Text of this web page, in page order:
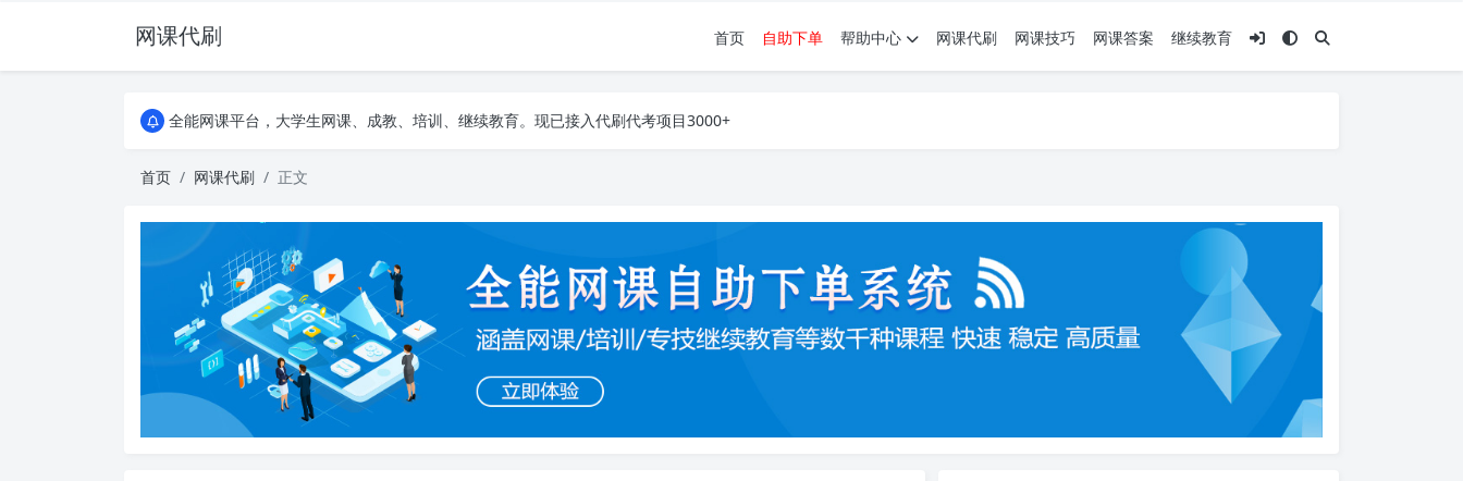
网课代刷 首页 自助下单 帮助中心 网课代刷 网课技巧 网课答案 继续教育
AI论文写作平台，根据真实文献内容生成论文
全能网课平台，大学生网课、成教、培训、继续教育。现已接入代刷代考项目3000+
全能网课平台，大学生网课、成教、培训、继续教育。现已接入代刷代考项目3000+
首页 网课代刷 正文